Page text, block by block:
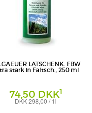
LATSCHENK. FBW
stark in Faltsch., 250 ml
74,50 DKK1
DKK 298,00 / 1l